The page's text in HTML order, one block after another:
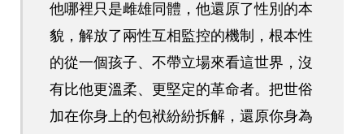
他哪裡只是雌雄同體，他還原了性別的本
貌，解放了兩性互相監控的機制，根本性
的從一個孩子、不帶立場來看這世界，沒
有比他更溫柔、更堅定的革命者。把世俗
加在你身上的包袱紛紛拆解，還原你身為